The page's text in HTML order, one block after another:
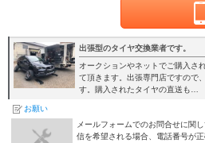
出張型のタイヤ交換業者です。
オークションやネットでご購入さ
て頂きます。出張専門店ですので
す。購入されたタイヤの直送も…
お願い
メールフォームでのお問合せに関
信を希望される場合、電話番号が